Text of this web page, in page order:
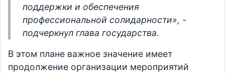
поддержки и обеспечения
профессиональной солидарности», -
подчеркнул глава государства.
В этом плане важное значение имеет
продолжение организации мероприятий